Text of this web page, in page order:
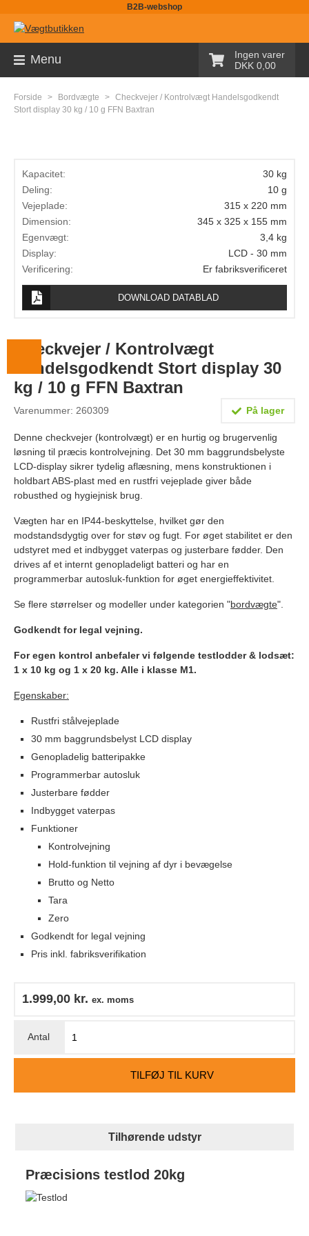
B2B-webshop
Menu
Ingen varer
DKK 0,00
Sortiment
Pallevægte
Butiksvægte
Bordvægte
Gulvvægte
Laboratorievægte
Pakkevægte
Veterinærvægte
Vægtlodder
Outlet
Om Vægtbutikken
Kalibrering og verifikation
Kontakt
Forside > Bordvægte > Checkvejer / Kontrolvægt Handelsgodkendt
Stort display 30 kg / 10 g FFN Baxtran
Kapacitet:
30 kg
Deling:
10 g
Vejeplade:
315 x 220 mm
Dimension:
345 x 325 x 155 mm
Egenvægt:
3,4 kg
Display:
LCD - 30 mm
Verificering:
Er fabriksverificeret
DOWNLOAD DATABLAD
Checkvejer / Kontrolvægt
Handelsgodkendt Stort display 30
kg / 10 g FFN Baxtran
Varenummer: 260309 På lager
Denne checkvejer (kontrolvægt) er en hurtig og brugervenlig
løsning til præcis kontrolvejning. Det 30 mm baggrundsbelyste
LCD-display sikrer tydelig aflæsning, mens konstruktionen i
holdbart ABS-plast med en rustfri vejeplade giver både
robusthed og hygiejnisk brug.
Vægten har en IP44-beskyttelse, hvilket gør den
modstandsdygtig over for støv og fugt. For øget stabilitet er den
udstyret med et indbygget vaterpas og justerbare fødder. Den
drives af et internt genopladeligt batteri og har en
programmerbar autosluk-funktion for øget energieffektivitet.
Se flere størrelser og modeller under kategorien "bordvægte".
Godkendt for legal vejning.
For egen kontrol anbefaler vi følgende testlodder & lodsæt:
1 x 10 kg og 1 x 20 kg. Alle i klasse M1.
Egenskaber:
Rustfri stålvejeplade
30 mm baggrundsbelyst LCD display
Genopladelig batteripakke
Programmerbar autosluk
Justerbare fødder
Indbygget vaterpas
Funktioner
Kontrolvejning
Hold-funktion til vejning af dyr i bevægelse
Brutto og Netto
Tara
Zero
Godkendt for legal vejning
Pris inkl. fabriksverifikation
1.999,00 kr. ex. moms
TILFØJ TIL KURV
Tilhørende udstyr
Præcisions testlod 20kg